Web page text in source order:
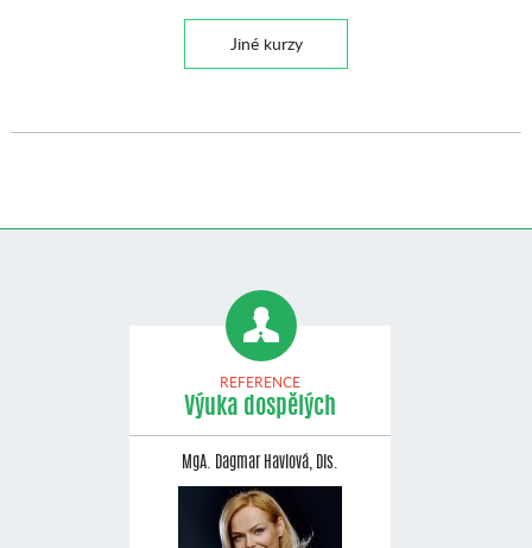
Jiné kurzy
REFERENCE
Výuka dospělých
MgA. Dagmar Havlová, Dis.